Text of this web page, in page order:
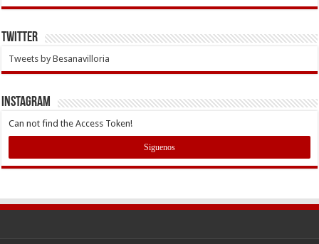
Twitter
Tweets by Besanavilloria
INSTAGRAM
Can not find the Access Token!
Siguenos